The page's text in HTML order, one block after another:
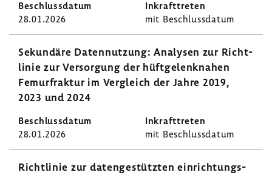
28.01.2026 mit Beschluss­datum
Sekun­däre Daten­nut­zung: Analysen zur Richt­
linie zur Versor­gung der hüft­ge­lenk­nahen
Femur­fraktur im Vergleich der Jahre 2019,
2023 und 2024
28.01.2026 mit Beschluss­datum
Richt­linie zur daten­ge­stützten einrich­tungs­